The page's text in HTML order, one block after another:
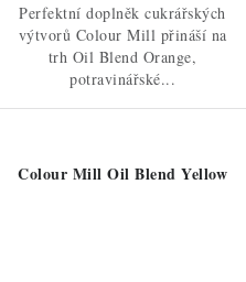
Perfektní doplněk cukrářských
výtvorů Colour Mill přináší na
trh Oil Blend Orange,
potravinářské...
Colour Mill Oil Blend Yellow